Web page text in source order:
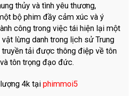
thủy và tình yêu thương,
bộ phim đầy cảm xúc và ý
công trong việc tái hiện lại một
lừng danh trong lịch sử Trung
truyền tải được thông điệp về tôn
tôn trọng đạo đức.
4k tạiphimmoi5